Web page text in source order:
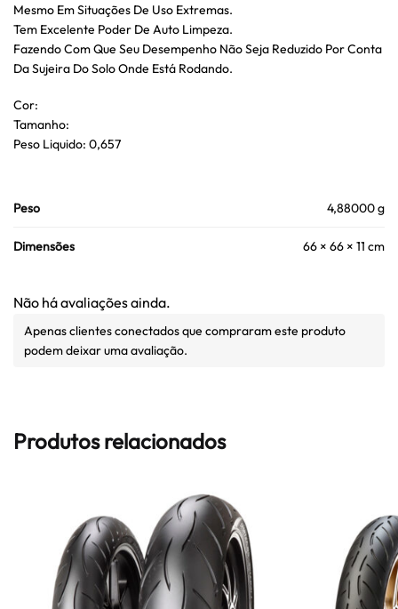
Mesmo Em Situações De Uso Extremas.
Tem Excelente Poder De Auto Limpeza.
Fazendo Com Que Seu Desempenho Não Seja Reduzido Por Conta
Da Sujeira Do Solo Onde Está Rodando.
Cor:
Tamanho:
Peso Liquido: 0,657
Peso 4,88000 g
Dimensões 66 × 66 × 11 cm
Não há avaliações ainda.
Apenas clientes conectados que compraram este produto
podem deixar uma avaliação.
Produtos relacionados